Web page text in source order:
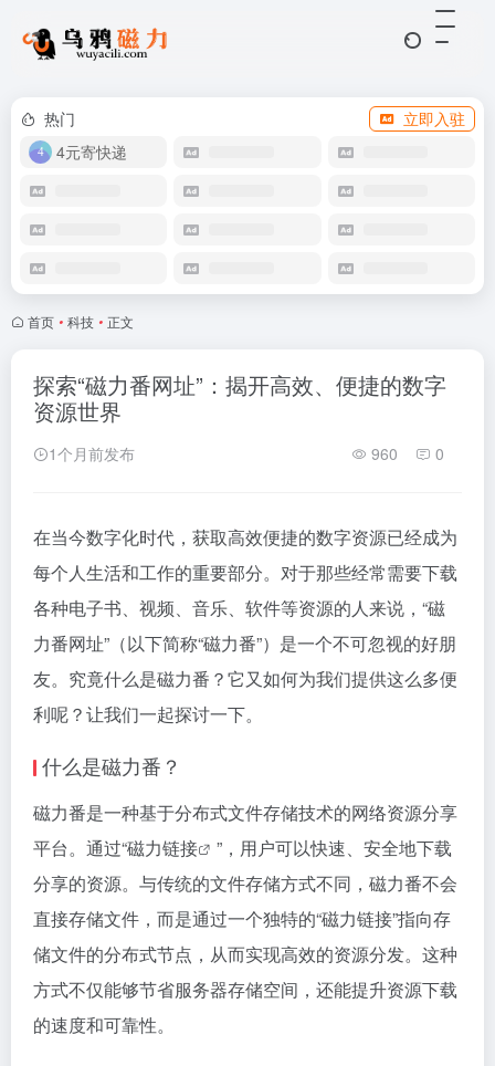
热门
立即入驻
4元寄快递
首页 • 科技 • 正文
探索“磁力番网址”：揭开高效、便捷的数字
资源世界
1个月前发布 960 0
在当今数字化时代，获取高效便捷的数字资源已经成为
每个人生活和工作的重要部分。对于那些经常需要下载
各种电子书、视频、音乐、软件等资源的人来说，“磁
力番网址”（以下简称“磁力番”）是一个不可忽视的好朋
友。究竟什么是磁力番？它又如何为我们提供这么多便
利呢？让我们一起探讨一下。
什么是磁力番？
磁力番是一种基于分布式文件存储技术的网络资源分享
平台。通过“磁力链接
”，用户可以快速、安全地下载
分享的资源。与传统的文件存储方式不同，磁力番不会
直接存储文件，而是通过一个独特的“磁力链接”指向存
储文件的分布式节点，从而实现高效的资源分发。这种
方式不仅能够节省服务器存储空间，还能提升资源下载
的速度和可靠性。